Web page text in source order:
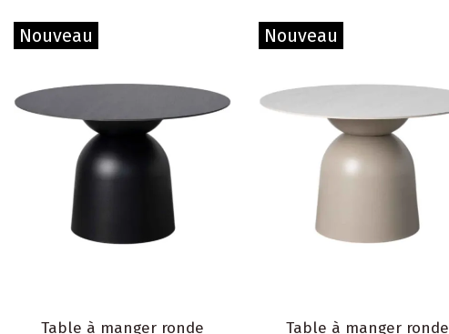
Nouveau
Table à manger ronde
Nouveau
Table à manger ronde